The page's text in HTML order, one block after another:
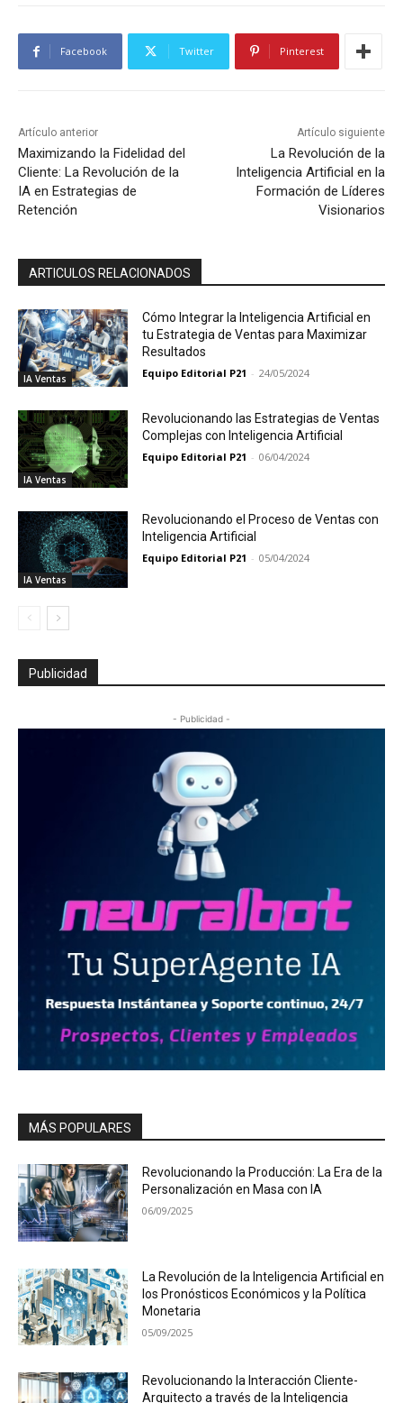
Facebook Twitter Pinterest
Artículo anterior
Maximizando la Fidelidad del
Cliente: La Revolución de la
IA en Estrategias de
Retención
Artículo siguiente
La Revolución de la
Inteligencia Artificial en la
Formación de Líderes
Visionarios
ARTICULOS RELACIONADOS
IA Ventas
Cómo Integrar la Inteligencia Artificial en
tu Estrategia de Ventas para Maximizar
Resultados
Equipo Editorial P21 - 24/05/2024
IA Ventas
Revolucionando las Estrategias de Ventas
Complejas con Inteligencia Artificial
Equipo Editorial P21 - 06/04/2024
IA Ventas
Revolucionando el Proceso de Ventas con
Inteligencia Artificial
Equipo Editorial P21 - 05/04/2024
Publicidad
- Publicidad -
MÁS POPULARES
Revolucionando la Producción: La Era de la
Personalización en Masa con IA
06/09/2025
La Revolución de la Inteligencia Artificial en
los Pronósticos Económicos y la Política
Monetaria
05/09/2025
Revolucionando la Interacción Cliente-
Arquitecto a través de la Inteligencia